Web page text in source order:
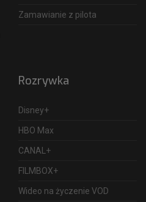
Zamawianie z pilota
Rozrywka
Disney+
HBO Max
CANAL+
FILMBOX+
Wideo na życzenie VOD